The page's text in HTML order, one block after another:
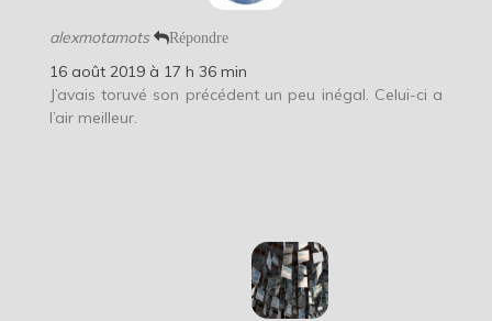
alexmotamots Répondre
16 août 2019 à 17 h 36 min
J’avais toruvé son précédent un peu inégal. Celui-ci a
l’air meilleur.